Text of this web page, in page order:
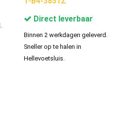
Direct leverbaar
Binnen 2 werkdagen geleverd.
Sneller op te halen in
Hellevoetsluis.